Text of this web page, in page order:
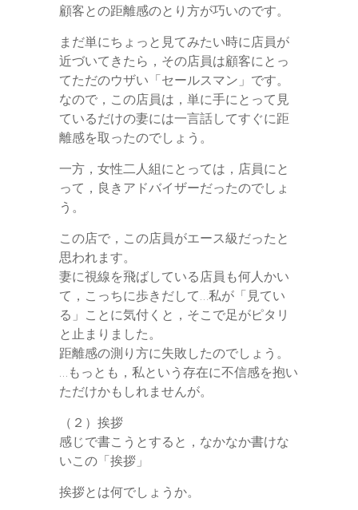
顧客との距離感のとり方が巧いのです。
まだ単にちょっと見てみたい時に店員が
近づいてきたら，その店員は顧客にとっ
てただのウザい「セールスマン」です。
なので，この店員は，単に手にとって見
ているだけの妻には一言話してすぐに距
離感を取ったのでしょう。
一方，女性二人組にとっては，店員にと
って，良きアドバイザーだったのでしょ
う。
この店で，この店員がエース級だったと
思われます。
妻に視線を飛ばしている店員も何人かい
て，こっちに歩きだして…私が「見てい
る」ことに気付くと，そこで足がピタリ
と止まりました。
距離感の測り方に失敗したのでしょう。
…もっとも，私という存在に不信感を抱い
ただけかもしれませんが。
（２）挨拶
感じで書こうとすると，なかなか書けな
いこの「挨拶」
挨拶とは何でしょうか。